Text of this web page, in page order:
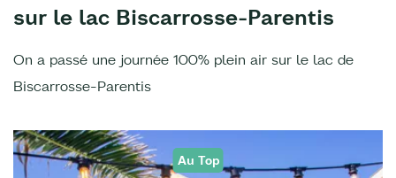
sur le lac Biscarrosse-Parentis
On a passé une journée 100% plein air sur le lac de
Biscarrosse-Parentis
Au Top